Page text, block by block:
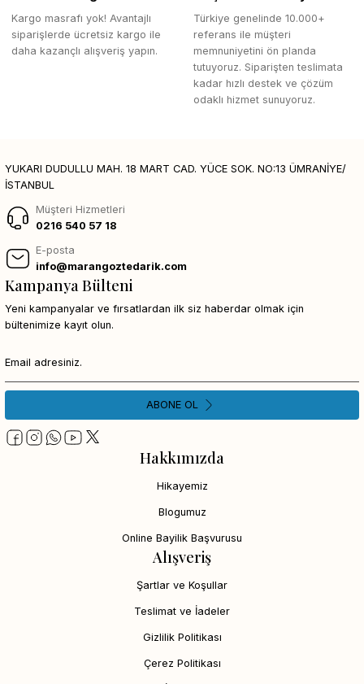
Kargo masrafı yok! Avantajlı
siparişlerde ücretsiz kargo ile
daha kazançlı alışveriş yapın.
Türkiye genelinde 10.000+
referans ile müşteri
memnuniyetini ön planda
tutuyoruz. Siparişten teslimata
kadar hızlı destek ve çözüm
odaklı hizmet sunuyoruz.
YUKARI DUDULLU MAH. 18 MART CAD. YÜCE SOK. NO:13 ÜMRANİYE/
İSTANBUL
Müşteri Hizmetleri
0216 540 57 18
E-posta
info@marangoztedarik.com
Hakkımızda
Hikayemiz
Blogumuz
Online Bayilik Başvurusu
Alışveriş
Şartlar ve Koşullar
Teslimat ve İadeler
Gizlilik Politikası
Çerez Politikası
Kampanya Bülteni
Yeni kampanyalar ve fırsatlardan ilk siz haberdar olmak için
bültenimize kayıt olun.
ABONE OL